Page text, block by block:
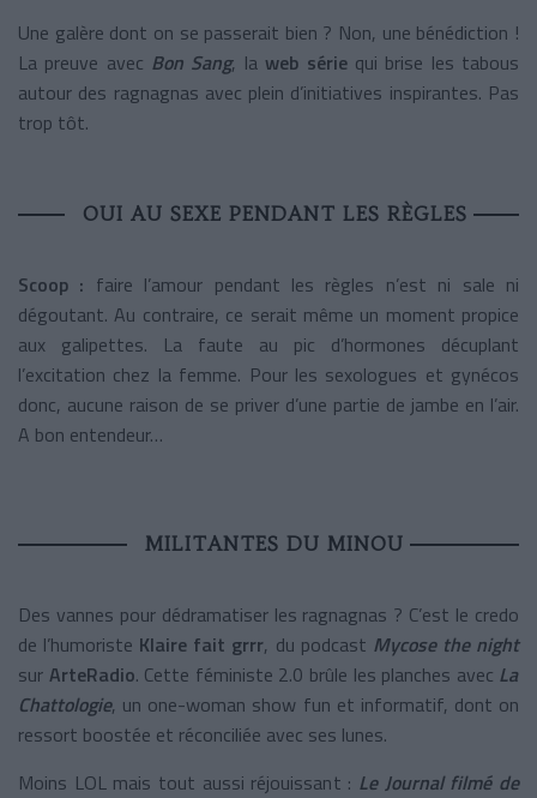
Une galère dont on se passerait bien ? Non, une bénédiction !
La preuve avec Bon Sang, laweb sériequi brise les tabous
autour des ragnagnas avec plein d’initiatives inspirantes. Pas
trop tôt.
OUI AU SEXE PENDANT LES RÈGLES
Scoop : faire l’amour pendant les règles n’est ni sale ni
dégoutant. Au contraire, ce serait même un moment propice
aux galipettes. La faute au pic d’hormones décuplant
l’excitation chez la femme. Pour les sexologues et gynécos
donc, aucune raison de se priver d’une partie de jambe en l’air.
A bon entendeur…
MILITANTES DU MINOU
Des vannes pour dédramatiser les ragnagnas ? C’est le credo
de l’humoriste Klaire fait grrr, du podcast Mycose the night
sur ArteRadio. Cette féministe 2.0 brûle les planches avec La
Chattologie, un one-woman show fun et informatif, dont on
ressort boostée et réconciliée avec ses lunes.
Moins LOL mais tout aussi réjouissant : Le Journal filmé de